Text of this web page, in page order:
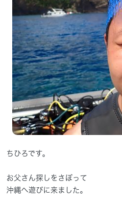
ちひろです。
お父さん探しをさぼって
沖縄へ遊びに来ました。